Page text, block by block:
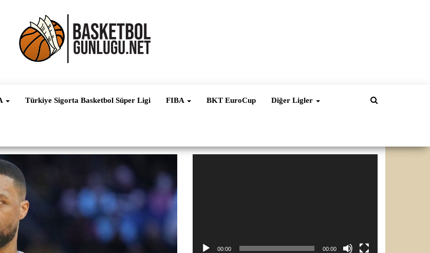
Haber
Süper Lig ve
Dünya
Türkiye Sigorta Basketbol Süper Ligi FIBA BKT EuroCup Diğer Ligler
00:00 00:00